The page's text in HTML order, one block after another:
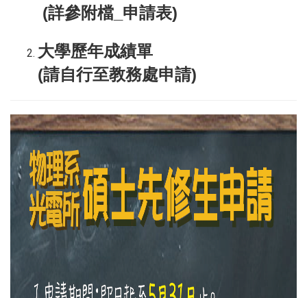
(詳參附檔_申請表)
大學歷年成績單
(請自行至教務處申請)